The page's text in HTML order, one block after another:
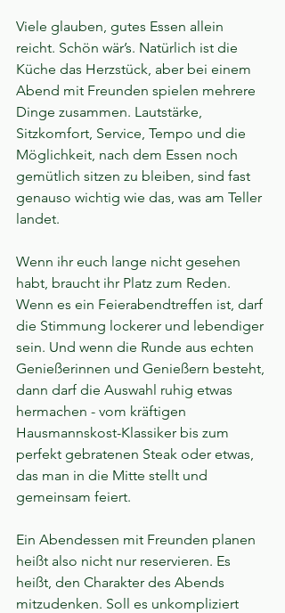
Viele glauben, gutes Essen allein
reicht. Schön wär’s. Natürlich ist die
Küche das Herzstück, aber bei einem
Abend mit Freunden spielen mehrere
Dinge zusammen. Lautstärke,
Sitzkomfort, Service, Tempo und die
Möglichkeit, nach dem Essen noch
gemütlich sitzen zu bleiben, sind fast
genauso wichtig wie das, was am Teller
landet.
Wenn ihr euch lange nicht gesehen
habt, braucht ihr Platz zum Reden.
Wenn es ein Feierabendtreffen ist, darf
die Stimmung lockerer und lebendiger
sein. Und wenn die Runde aus echten
Genießerinnen und Genießern besteht,
dann darf die Auswahl ruhig etwas
hermachen - vom kräftigen
Hausmannskost-Klassiker bis zum
perfekt gebratenen Steak oder etwas,
das man in die Mitte stellt und
gemeinsam feiert.
Ein Abendessen mit Freunden planen
heißt also nicht nur reservieren. Es
heißt, den Charakter des Abends
mitzudenken. Soll es unkompliziert